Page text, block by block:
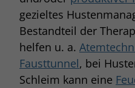
gezieltes
Bestandteil der
helfen u. a.
Fausttunnel, bei
Schleim kann eine